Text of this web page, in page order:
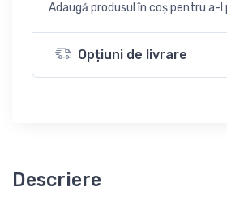
Adaugă produsul în coș pentru a-l
Opțiuni de livrare
Descriere